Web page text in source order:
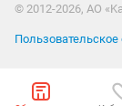
Объявления в
© 2012-2026, АО